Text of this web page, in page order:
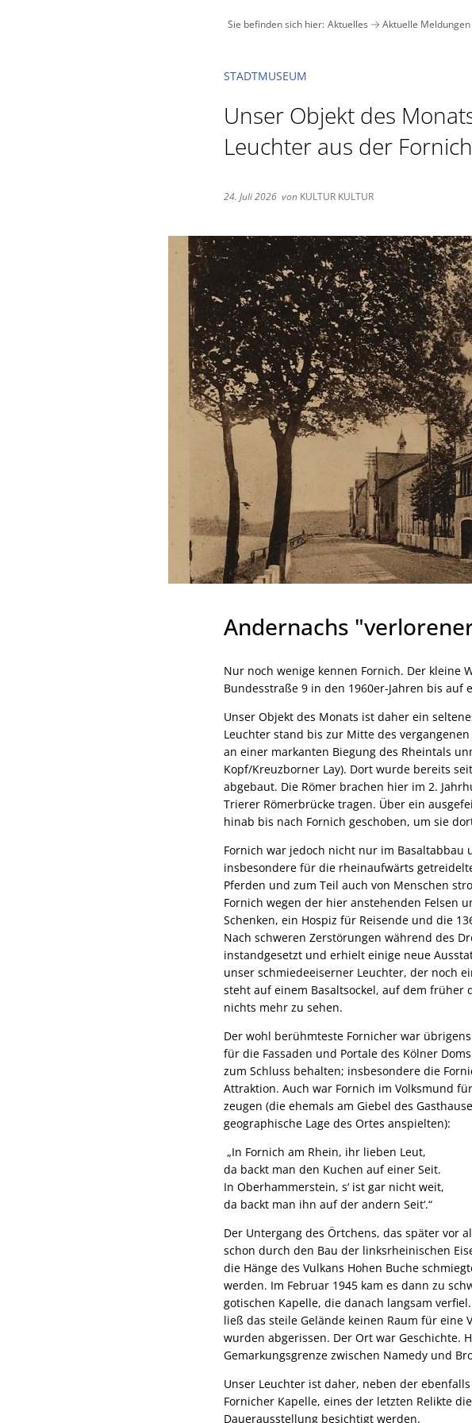
Stadtkultur
Tickets & Infos
Newsletter
Sie befinden sich hier: Aktuelles Aktuelle
STADTMUSEUM
Unser Objekt des
Leuchter aus der
24. Juli 2026 von KULTUR KULTUR
Andernachs
Nur noch wenige kennen Fornich. Der kleine
Bundesstraße 9 in den 1960er-Jahren bis auf
Unser Objekt des Monats ist daher ein
Leuchter stand bis zur Mitte des
an einer markanten Biegung des Rheintals
Kopf/Kreuzborner Lay). Dort wurde bereits
abgebaut. Die Römer brachen hier im 2.
Trierer Römerbrücke tragen. Über ein
hinab bis nach Fornich geschoben, um sie
Fornich war jedoch nicht nur im Basaltabbau
insbesondere für die rheinaufwärts
Pferden und zum Teil auch von Menschen
Fornich wegen der hier anstehenden Felsen
Schenken, ein Hospiz für Reisende und die
Nach schweren Zerstörungen während des
instandgesetzt und erhielt einige neue
unser schmiedeeiserner Leuchter, der noch
steht auf einem Basaltsockel, auf dem früher
nichts mehr zu sehen.
Der wohl berühmteste Fornicher war
für die Fassaden und Portale des Kölner
zum Schluss behalten; insbesondere die
Attraktion. Auch war Fornich im Volksmund
zeugen (die ehemals am Giebel des
geographische Lage des Ortes anspielten):
„In Fornich am Rhein, ihr lieben Leut,
da backt man den Kuchen auf einer Seit.
In Oberhammerstein, s‘ ist gar nicht weit,
da backt man ihn auf der andern Seit‘.“
Der Untergang des Örtchens, das später vor
schon durch den Bau der linksrheinischen
die Hänge des Vulkans Hohen Buche
werden. Im Februar 1945 kam es dann zu
gotischen Kapelle, die danach langsam
ließ das steile Gelände keinen Raum für eine
wurden abgerissen. Der Ort war Geschichte.
Gemarkungsgrenze zwischen Namedy und
Unser Leuchter ist daher, neben der
Fornicher Kapelle, eines der letzten Relikte
Dauerausstellung besichtigt werden.